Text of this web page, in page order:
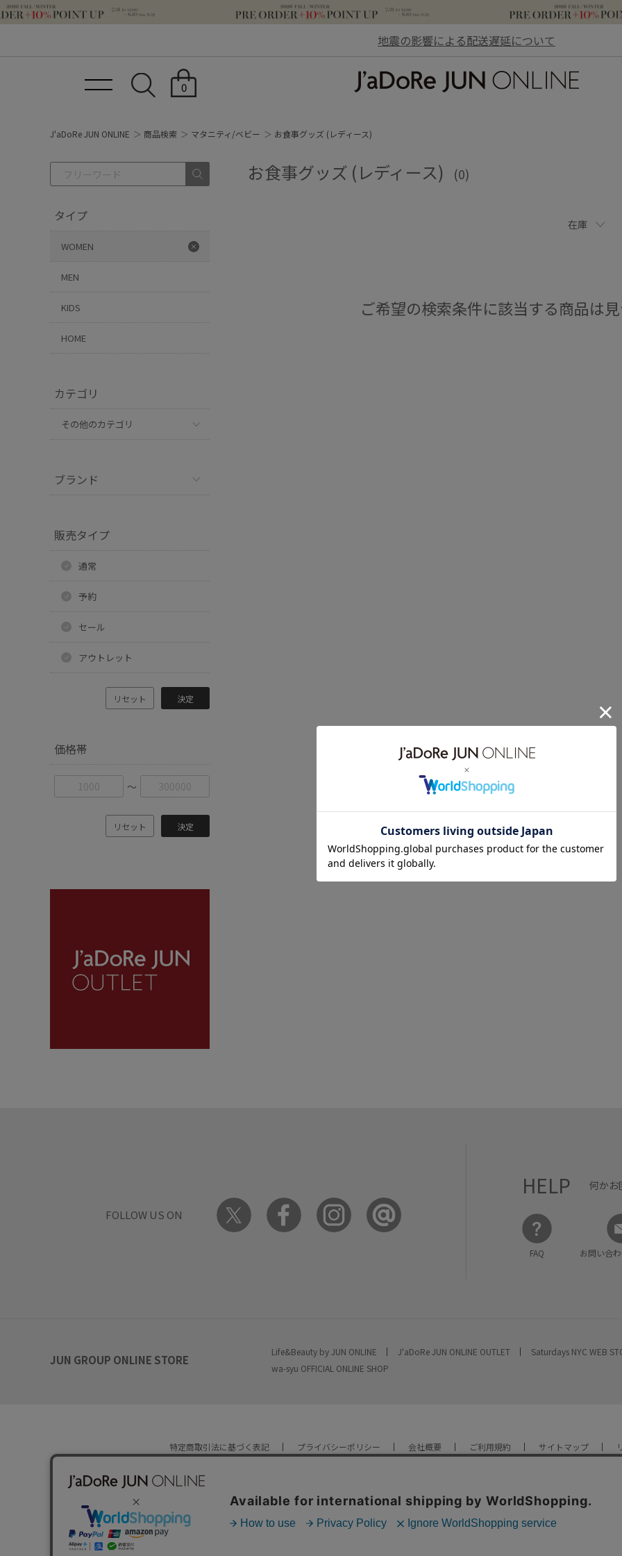
地震の影響による配送遅延について
0
J'aDoRe JUN ONLINE 商品検索 マタニティ/ベビー お食事グッズ (レディース)
タイプ
WOMEN
MEN
KIDS
HOME
カテゴリ
その他のカテゴリ
ブランド
販売タイプ
通常
予約
セール
アウトレット
リセット 決定
価格帯
〜
リセット 決定
お食事グッズ (レディース) (0)
在庫
ご希望の検索条件に該当する商品は見
FOLLOW US ON
HELP 何かお
FAQ お問い合
JUN GROUP ONLINE STORE
Life&Beauty by JUN ONLINE J'aDoRe JUN ONLINE OUTLET Saturdays NYC WEB
wa-syu OFFICIAL ONLINE SHOP
特定商取引法に基づく表記 プライバシーポリシー 会社概要 ご利用規約 サイトマップ